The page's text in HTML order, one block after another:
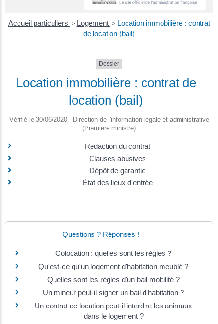
Accueil particuliers > Logement > Location immobilière : contrat
de location (bail)
Dossier
Location immobilière : contrat de
location (bail)
Vérifié le 30/06/2020 - Direction de l'information légale et administrative
(Première ministre)
Rédaction du contrat
Clauses abusives
Dépôt de garantie
État des lieux d'entrée
Questions ? Réponses !
Colocation : quelles sont les règles ?
Qu'est-ce qu'un logement d'habitation meublé ?
Quelles sont les règles d'un bail mobilité ?
Un mineur peut-il signer un bail d'habitation ?
Un contrat de location peut-il interdire les animaux
dans le logement ?